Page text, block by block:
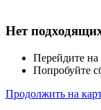
Нет
Перейдите на
Попробуйте
Продолжить на